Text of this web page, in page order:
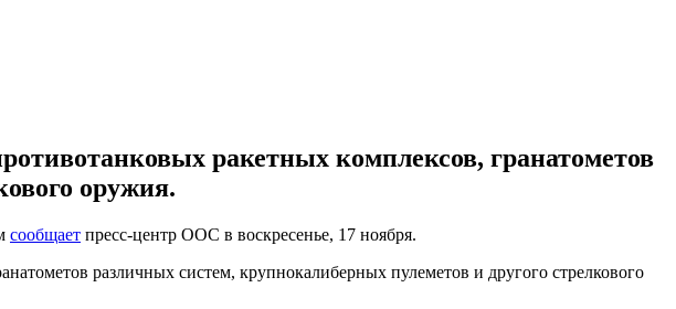
ракетных комплексов, гранатометов
оружия.
сообщает пресс-центр ООС в воскресенье, 17 ноября.
различных систем, крупнокалиберных пулеметов и другого стрелкового